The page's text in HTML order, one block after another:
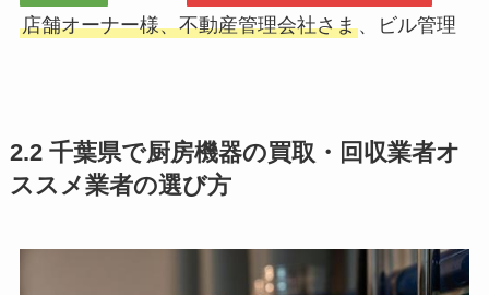
店舗オーナー様、不動産管理会社さま、ビル管理
2.2 千葉県で厨房機器の買取・回収業者オ
ススメ業者の選び方